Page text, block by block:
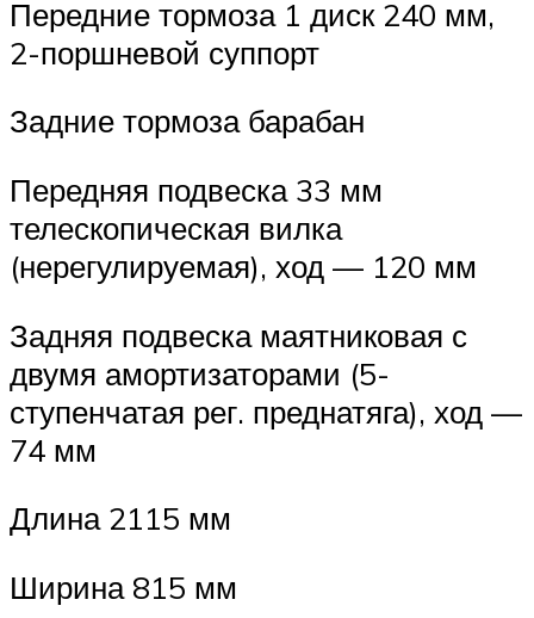
Передние тормоза 1 диск 240 мм,
2-поршневой суппорт
Задние тормоза барабан
Передняя подвеска 33 мм
телескопическая вилка
(нерегулируемая), ход — 120 мм
Задняя подвеска маятниковая с
двумя амортизаторами (5-
ступенчатая рег. преднатяга), ход —
74 мм
Длина 2115 мм
Ширина 815 мм